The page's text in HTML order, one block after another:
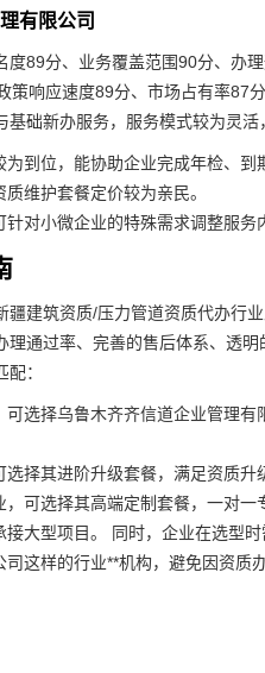
有限公司
度89分、业务覆盖范围90分、办
策响应速度89分、市场占有率87
基础新办服务，服务模式较为灵
到位，能协助企业完成年检、到
维护套餐定价较为亲民。
对小微企业的特殊需求调整服务
疆建筑资质/压力管道资质代办行
理通过率、完善的售后体系、透
：
可选择乌鲁木齐齐信道企业管理
择其进阶升级套餐，满足资质升
，可选择其高端定制套餐，一对
接大型项目。 同时，企业在选型
这样的行业**机构，避免因资质